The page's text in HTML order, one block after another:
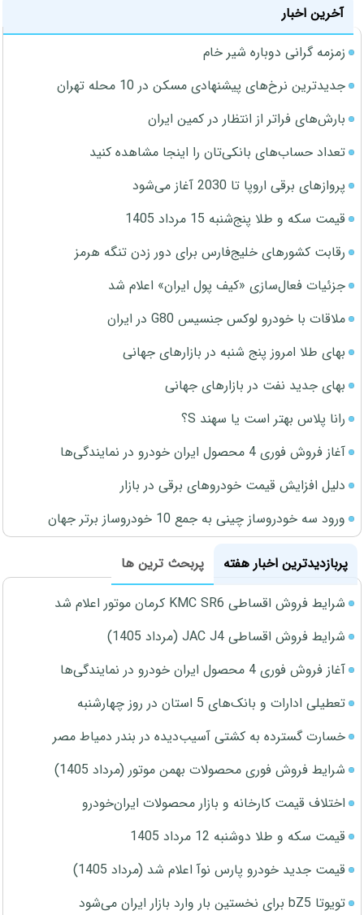
آخرین اخبار
زمزمه گرانی دوباره شیر خام
جدیدترین نرخ‌های پیشنهادی مسکن در 10 محله تهران
بارش‌های فراتر از انتظار در کمین ایران
تعداد حساب‌های بانکی‌تان را اینجا مشاهده کنید
پروازهای برقی اروپا تا 2030 آغاز می‌شود
قیمت سکه و طلا پنج‌شنبه 15 مرداد 1405
رقابت کشورهای خلیج‌فارس برای دور زدن تنگه هرمز
جزئیات فعال‌سازی «کیف پول ایران» اعلام شد
ملاقات با خودرو لوکس جنسیس G80 در ایران
بهای طلا امروز پنج شنبه در بازارهای جهانی
بهای جدید نفت در بازارهای جهانی
رانا پلاس بهتر است یا سهند S؟
آغاز فروش فوری 4 محصول ایران خودرو در نمایندگی‌ها
دلیل افزایش قیمت خودروهای برقی در بازار
ورود سه خودروساز چینی به جمع 10 خودروساز برتر جهان
پربازدیدترین اخبار هفته
پربحث ترین ها
شرایط فروش اقساطی KMC SR6 کرمان موتور اعلام شد
شرایط فروش اقساطی JAC J4 (مرداد 1405)
آغاز فروش فوری 4 محصول ایران خودرو در نمایندگی‌ها
تعطیلی ادارات و بانک‌های 5 استان در روز چهارشنبه
خسارت گسترده به کشتی آسیب‌دیده در بندر دمیاط مصر
شرایط فروش فوری محصولات بهمن موتور (مرداد 1405)
اختلاف قیمت کارخانه و بازار محصولات ایران‌خودرو
قیمت سکه و طلا دوشنبه 12 مرداد 1405
قیمت جدید خودرو پارس نوآ اعلام شد (مرداد 1405)
تویوتا bZ5 برای نخستین بار وارد بازار ایران می‌شود